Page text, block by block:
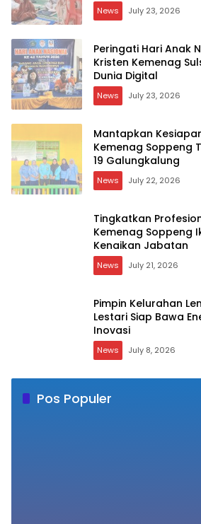
News July 23, 2026
Peringati Hari Anak
Kristen Kemenag
Dunia Digital
News July 23, 2026
Mantapkan
Kemenag Soppeng
19 Galungkalung
News July 22, 2026
Tingkatkan
Kemenag Soppeng
Kenaikan Jabatan
News July 21, 2026
Pimpin Kelurahan
Lestari Siap Bawa
Inovasi
News July 8, 2026
Pos Populer